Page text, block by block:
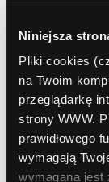
Niniejsza
Pliki cookies
na Twoim
przeglądarkę
strony WWW.
prawidłowego
wymagają
wymagana jest